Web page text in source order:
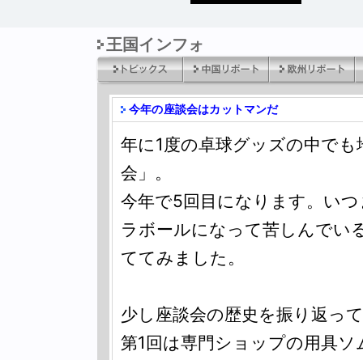
王国インフォ
今年の座談会はカットマンだ
年に1度の卓球グッズの中で
会」。
今年で5回目になります。い
ラボールになって苦しんでい
ててみました。
少し座談会の歴史を振り返っ
第1回は専門ショップの用具